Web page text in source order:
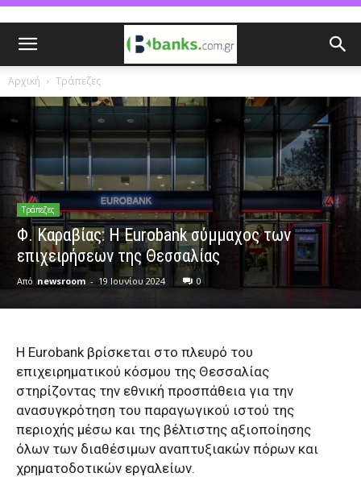
Αρχική Τράπεζες
Τράπεζες
Φ. Καραβίας: Η Eurobank σύμμαχος των
επιχειρήσεων της Θεσσαλίας
Από newsroom - 19 Ιουνίου 2024 0
Η Eurobank βρίσκεται στο πλευρό του
επιχειρηματικού κόσμου της Θεσσαλίας
στηρίζοντας την εθνική προσπάθεια για την
ανασυγκρότηση του παραγωγικού ιστού της
περιοχής μέσω και της βέλτιστης αξιοποίησης
όλων των διαθέσιμων αναπτυξιακών πόρων και
χρηματοδοτικών εργαλείων.